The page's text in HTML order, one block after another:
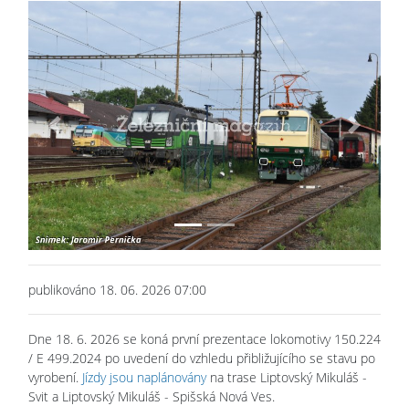
Previous Next
publikováno 18. 06. 2026 07:00
Dne 18. 6. 2026 se koná první prezentace lokomotivy 150.224
/ E 499.2024 po uvedení do vzhledu přibližujícího se stavu po
vyrobení. Jízdy jsou naplánoványna trase Liptovský Mikuláš -
Svit a Liptovský Mikuláš - Spišská Nová Ves.